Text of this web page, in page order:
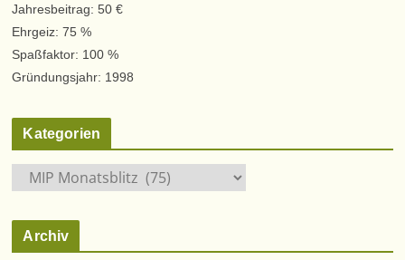
Jahresbeitrag: 50 €
Ehrgeiz: 75 %
Spaßfaktor: 100 %
Gründungsjahr: 1998
Kategorien
t
Archiv